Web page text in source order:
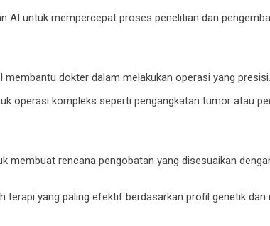
untuk mempercepat proses penelitian dan
dokter dalam melakukan operasi yang presisi.
operasi kompleks seperti pengangkatan tumor atau
membuat rencana pengobatan yang disesuaikan
yang paling efektif berdasarkan profil genetik dan